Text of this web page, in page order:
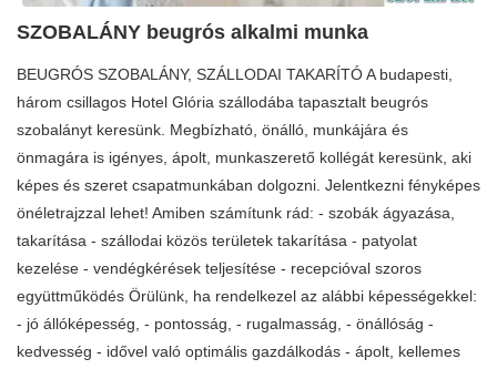
SZOBALÁNY beugrós alkalmi munka
BEUGRÓS SZOBALÁNY, SZÁLLODAI TAKARÍTÓ A budapesti,
három csillagos Hotel Glória szállodába tapasztalt beugrós
szobalányt keresünk. Megbízható, önálló, munkájára és
önmagára is igényes, ápolt, munkaszerető kollégát keresünk, aki
képes és szeret csapatmunkában dolgozni. Jelentkezni fényképes
önéletrajzzal lehet! Amiben számítunk rád: - szobák ágyazása,
takarítása - szállodai közös területek takarítása - patyolat
kezelése - vendégkérések teljesítése - recepcióval szoros
együttműködés Örülünk, ha rendelkezel az alábbi képességekkel:
- jó állóképesség, - pontosság, - rugalmasság, - önállóság -
kedvesség - idővel való optimális gazdálkodás - ápolt, kellemes